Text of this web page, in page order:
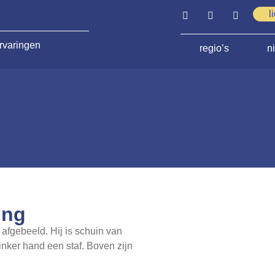
regio’s
Hij is schuin van
hand een staf. Boven zijn